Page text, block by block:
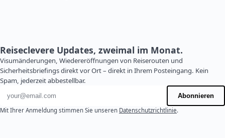
Reiseclevere Updates, zweimal im Monat.
Visumänderungen, Wiedereröffnungen von Reiserouten und
Sicherheitsbriefings direkt vor Ort – direkt in Ihrem Posteingang. Kein
Spam, jederzeit abbestellbar.
E-Mail-Adresse
Abonnieren
Mit Ihrer Anmeldung stimmen Sie unseren Datenschutzrichtlinie.